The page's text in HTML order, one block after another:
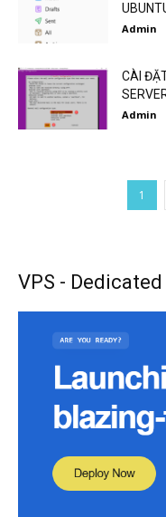
Admin
CÀI
Admin
1
VPS - Dedicated